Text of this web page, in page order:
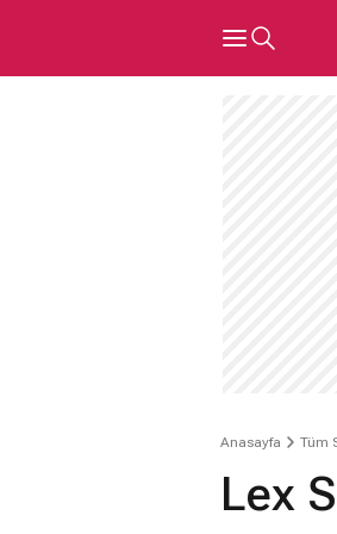
Anasayfa Tüm
Lex